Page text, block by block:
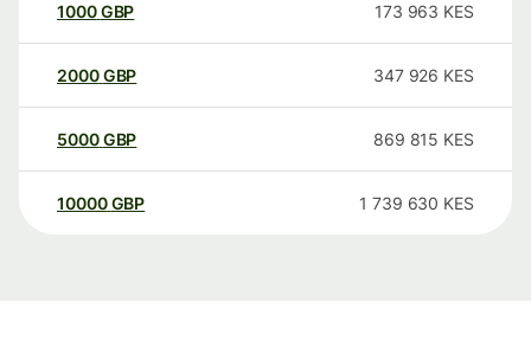
1000GBP 173 963 KES
2000GBP 347 926 KES
5000GBP 869 815 KES
10000 GBP 1 739 630 KES